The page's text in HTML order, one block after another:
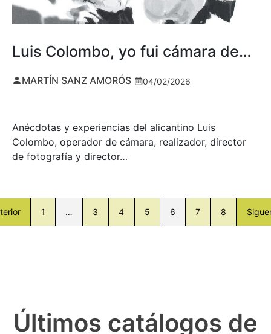
Luis Colombo, yo fui cámara de…
MARTÍN SANZ AMORÓS 04/02/2026
Anécdotas y experiencias del alicantino Luis
Colombo, operador de cámara, realizador, director
de fotografía y director…
1 … 3 4 5 6 7 8
Últimos catálogos de